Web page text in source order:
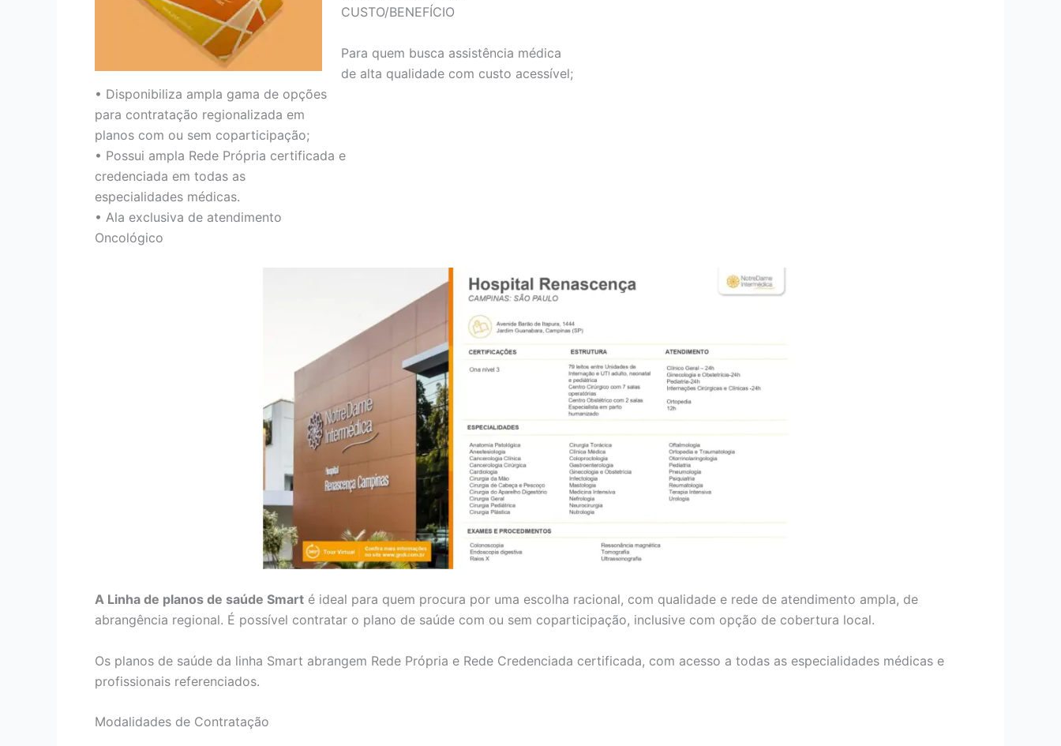
CUSTO/BENEFÍCIO
Para quem busca assistência médica
de alta qualidade com custo acessível;
• Disponibiliza ampla gama de opções
para contratação regionalizada em
planos com ou sem coparticipação;
• Possui ampla Rede Própria certificada e
credenciada em todas as
especialidades médicas.
• Ala exclusiva de atendimento
Oncológico
A Linha de planos de saúde Smart é ideal para quem procura por uma escolha racional, com qualidade e rede de atendimento ampla, de
abrangência regional. É possível contratar o plano de saúde com ou sem coparticipação, inclusive com opção de cobertura local.
Os planos de saúde da linha Smart abrangem Rede Própria e Rede Credenciada certificada, com acesso a todas as especialidades médicas e
profissionais referenciados.
Modalidades de Contratação